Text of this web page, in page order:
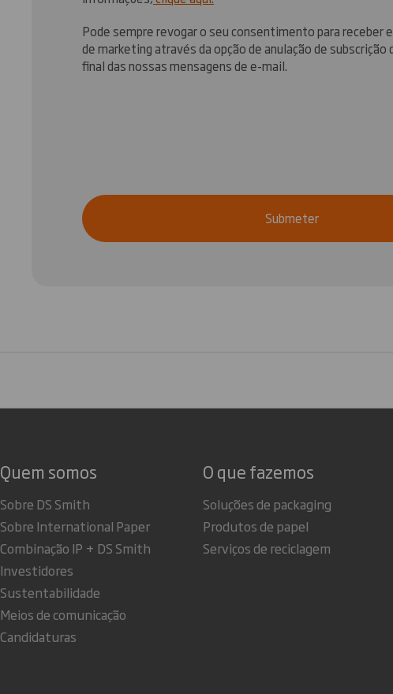
Pode sempre revogar o seu consentimento para receber
de marketing através da opção de anulação de subscrição
final das nossas mensagens de e-mail.
Submeter
Quem somos
Sobre DS Smith
Sobre International Paper
Combinação IP + DS Smith
Investidores
Sustentabilidade
Meios de comunicação
Candidaturas
O que fazemos
Soluções de packaging
Produtos de papel
Serviços de reciclagem